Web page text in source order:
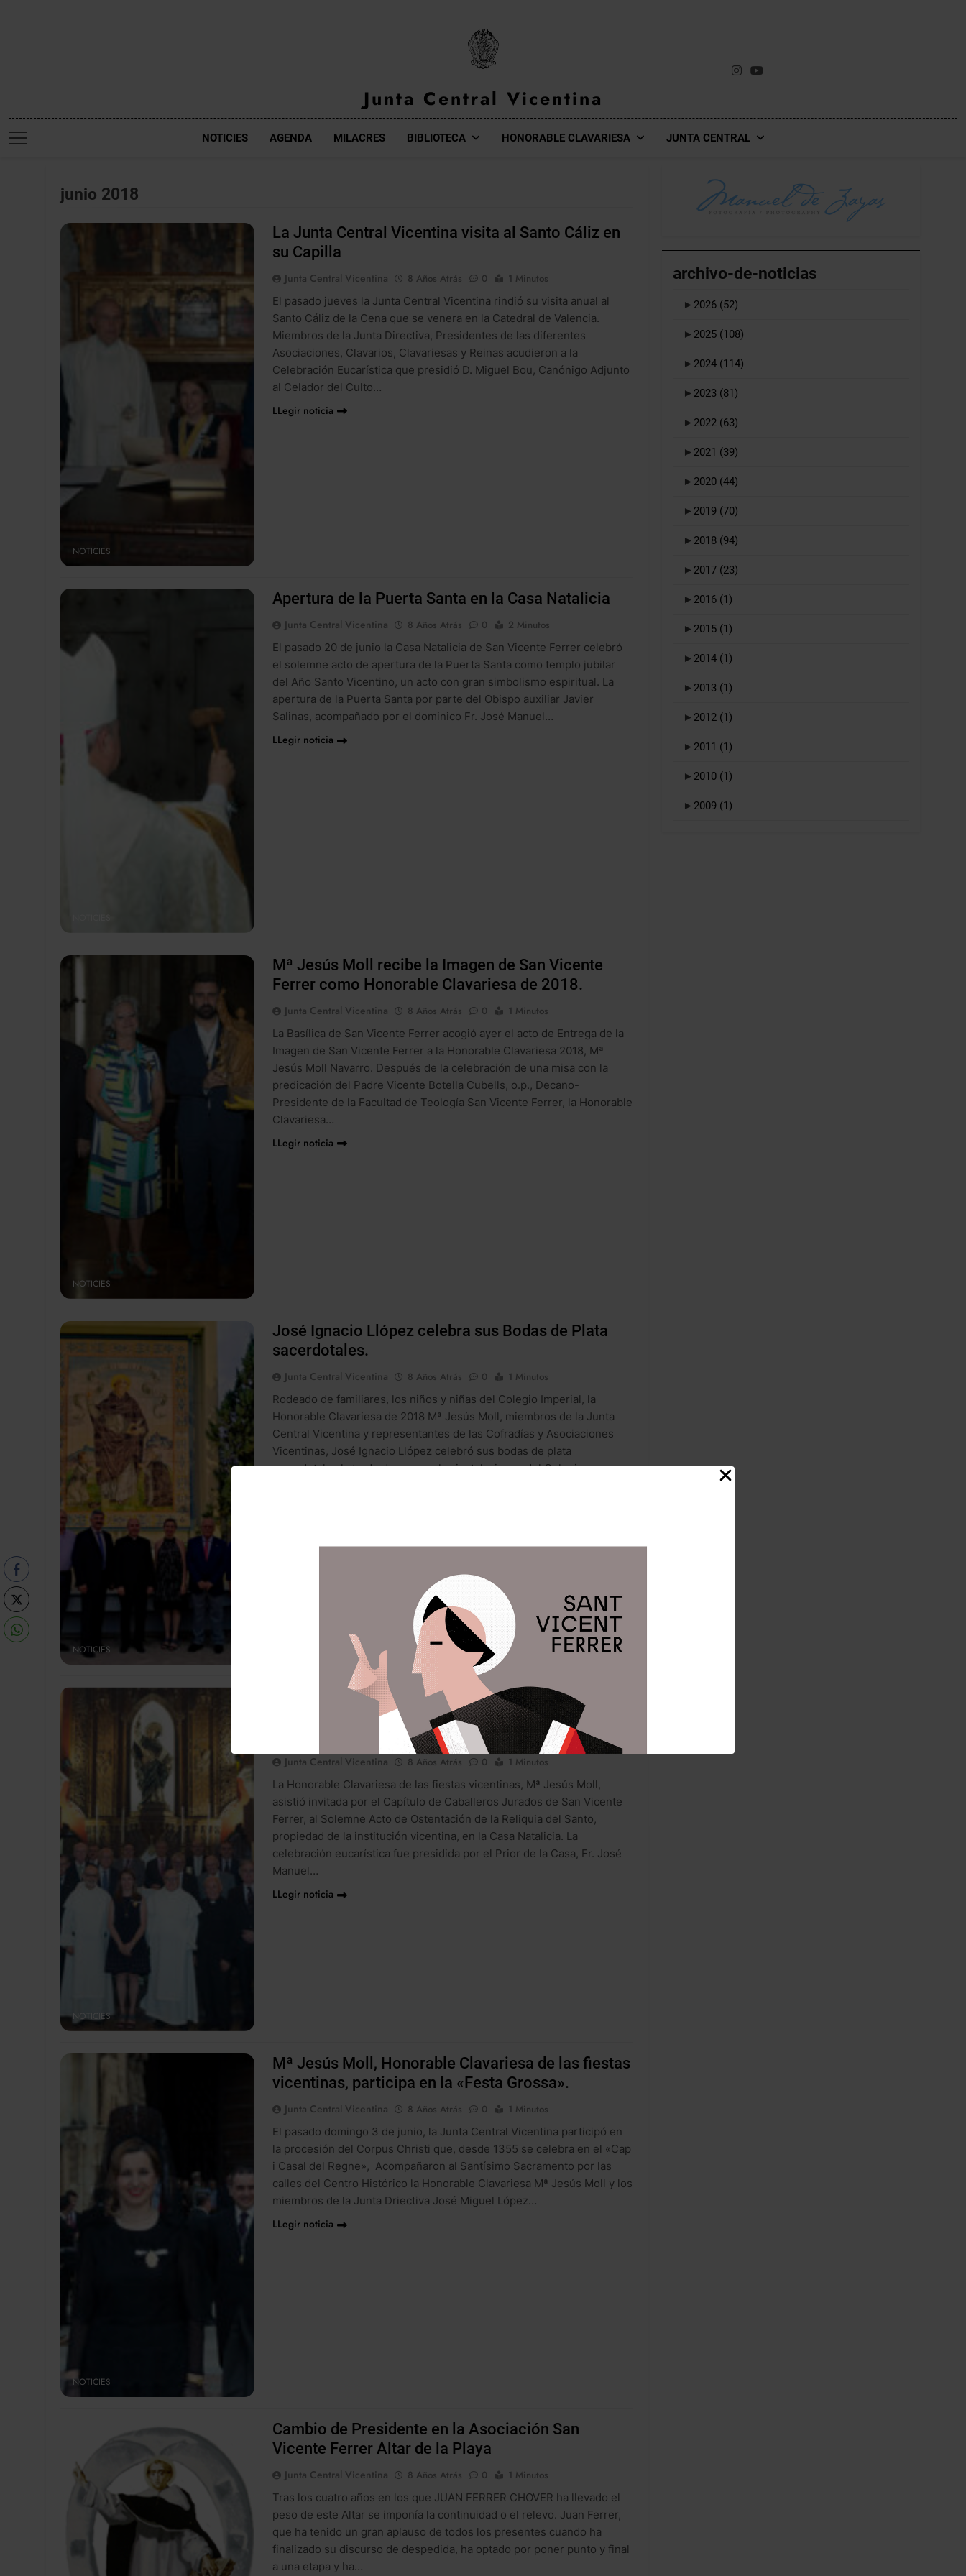
Junta Central Vicentina
Web Oficial De La Junta Central Vicentina De Valencia
NOTICIES AGENDA MILACRES BIBLIOTECA HONORABLE CLAVARIESA JUNTA CENTRAL
junio 2018
NOTICIES
La Junta Central Vicentina visita al Santo Cáliz en
su Capilla
Junta Central Vicentina 8 Años Atrás 0
1 Minutos
El pasado jueves la Junta Central Vicentina rindió su visita anual al
Santo Cáliz de la Cena que se venera en la Catedral de Valencia.
Miembros de la Junta Directiva, Presidentes de las diferentes
Asociaciones, Clavarios, Clavariesas y Reinas acudieron a la
Celebración Eucarística que presidió D. Miguel Bou, Canónigo Adjunto
al Celador del Culto…
LLegir noticia
Apertura de la Puerta Santa en la Casa Natalicia
Junta Central Vicentina 8 Años Atrás 0
2 Minutos
El pasado 20 de junio la Casa Natalicia de San Vicente Ferrer celebró
el solemne acto de apertura de la Puerta Santa como templo jubilar
del Año Santo Vicentino, un acto con gran simbolismo espiritual. La
apertura de la Puerta Santa por parte del Obispo auxiliar Javier
Salinas, acompañado por el dominico Fr. José Manuel…
LLegir noticia
NOTICIES
Mª Jesús Moll recibe la Imagen de San Vicente
Ferrer como Honorable Clavariesa de 2018.
Junta Central Vicentina 8 Años Atrás 0
1 Minutos
La Basílica de San Vicente Ferrer acogió ayer el acto de Entrega de la
Imagen de San Vicente Ferrer a la Honorable Clavariesa 2018, Mª
Jesús Moll Navarro. Después de la celebración de una misa con la
predicación del Padre Vicente Botella Cubells, o.p., Decano-
Presidente de la Facultad de Teología San Vicente Ferrer, la Honorable
Clavariesa…
LLegir noticia
NOTICIES
José Ignacio Llópez celebra sus Bodas de Plata
sacerdotales.
Junta Central Vicentina 8 Años Atrás 0
1 Minutos
Rodeado de familiares, los niños y niñas del Colegio Imperial, la
Honorable Clavariesa de 2018 Mª Jesús Moll, miembros de la Junta
Central Vicentina y representantes de las Cofradías y Asociaciones
Vicentinas, José Ignacio Llópez celebró sus bodas de plata
sacerdotales la tarde de ayer en las instalaciones del Colegio que
NOTICIES
Mª Jesús Moll asiste al Solemne Acto de
Ostensión de la Reliquia del Capítulo de Caballeros
Junta Central Vicentina 8 Años Atrás 0
1 Minutos
La Honorable Clavariesa de las fiestas vicentinas, Mª Jesús Moll,
asistió invitada por el Capítulo de Caballeros Jurados de San Vicente
Ferrer, al Solemne Acto de Ostentación de la Reliquia del Santo,
propiedad de la institución vicentina, en la Casa Natalicia. La
celebración eucarística fue presidida por el Prior de la Casa, Fr. José
Manuel…
LLegir noticia
NOTICIES
Mª Jesús Moll, Honorable Clavariesa de las fiestas
vicentinas, participa en la «Festa Grossa».
Junta Central Vicentina 8 Años Atrás 0
1 Minutos
El pasado domingo 3 de junio, la Junta Central Vicentina participó en
la procesión del Corpus Christi que, desde 1355 se celebra en el «Cap
i Casal del Regne», Acompañaron al Santísimo Sacramento por las
calles del Centro Histórico la Honorable Clavariesa Mª Jesús Moll y los
miembros de la Junta Driectiva José Miguel López…
LLegir noticia
Cambio de Presidente en la Asociación San
Vicente Ferrer Altar de la Playa
Junta Central Vicentina 8 Años Atrás 0
1 Minutos
Tras los cuatro años en los que JUAN FERRER CHOVER ha llevado el
peso de este Altar se imponía la continuidad o el relevo. Juan Ferrer,
que ha tenido un gran aplauso de todos los presentes cuando ha
finalizado su discurso de despedida, ha optado por poner punto y final
a una etapa y ha…
archivo-de-noticias
► 2026 (52)
► 2025 (108)
► 2024 (114)
► 2023 (81)
► 2022 (63)
► 2021 (39)
► 2020 (44)
► 2019 (70)
► 2018 (94)
► 2017 (23)
► 2016 (1)
► 2015 (1)
► 2014 (1)
► 2013 (1)
► 2012 (1)
► 2011 (1)
► 2010 (1)
► 2009 (1)